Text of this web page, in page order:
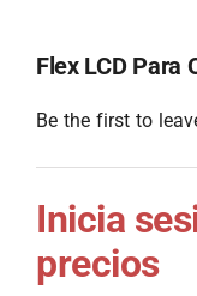
Flex LCD Para
Be the first to
Inicia
precios